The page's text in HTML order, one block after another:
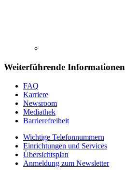
Weiterführende Informationen
FAQ
Karriere
Newsroom
Mediathek
Barrierefreiheit
Wichtige Telefonnummern
Einrichtungen und Services
Übersichtsplan
Anmeldung zum Newsletter